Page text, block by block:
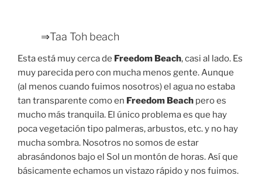
⇒Taa Toh beach
Esta está muy cerca de Freedom Beach, casi al lado. Es
muy parecida pero con mucha menos gente. Aunque
(al menos cuando fuimos nosotros) el agua no estaba
tan transparente como en Freedom Beach pero es
mucho más tranquila. El único problema es que hay
poca vegetación tipo palmeras, arbustos, etc. y no hay
mucha sombra. Nosotros no somos de estar
abrasándonos bajo el Sol un montón de horas. Así que
básicamente echamos un vistazo rápido y nos fuimos.